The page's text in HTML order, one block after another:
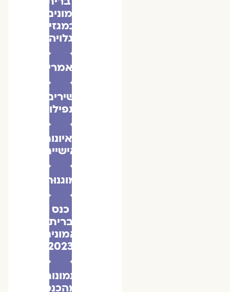
אמונים״
במגזין
גלויה
מאמרים
שירים
ותפילות
ראיונות
אישיים
מוגנוּת
כנס
ברית
אמונים
2023
תמונות
מהכנס